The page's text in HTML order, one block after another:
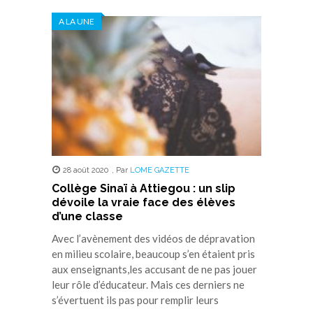
A LA UNE
28 août 2020 , Par LOME GAZETTE
Collège Sinaï à Attiegou : un slip
dévoile la vraie face des élèves
d’une classe
Avec l’avènement des vidéos de dépravation
en milieu scolaire, beaucoup s’en étaient pris
aux enseignants,les accusant de ne pas jouer
leur rôle d’éducateur. Mais ces derniers ne
s’évertuent ils pas pour remplir leurs